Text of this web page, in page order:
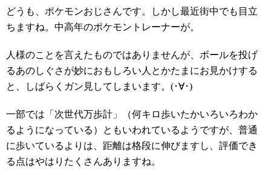
どうも、ポケモンおじさんです。しかし最近街中でも目立
ちますね。中高年のポケモントレーナーが。
人様のことを言えたものではありませんが、ボールを投げ
るあのしぐさが妙におもしろい人とかたまにお見かけする
と、しばらくガン見してしまいます。(･∀･)
一部では「次世代万歩計」（何キロ歩いたかいろいろわか
るようになっている）ともいわれているようですが、普通
に歩いているよりは、距離は格段に伸びますし、評価でき
る点はやはりたくさんありますね。